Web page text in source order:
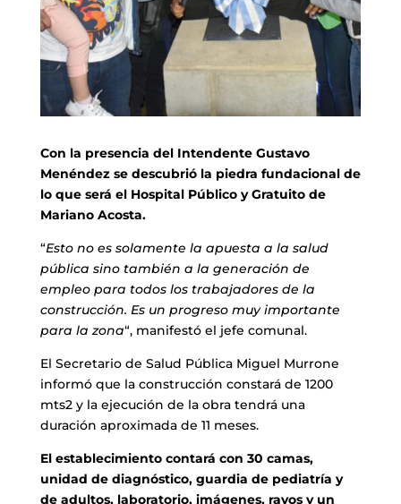
Con la presencia del Intendente Gustavo
Menéndez se descubrió la piedra fundacional de
lo que será el Hospital Público y Gratuito de
Mariano Acosta.
“Esto no es solamente la apuesta a la salud
pública sino también a la generación de
empleo para todos los trabajadores de la
construcción. Es un progreso muy importante
para la zona“, manifestó el jefe comunal.
El Secretario de Salud Pública Miguel Murrone
informó que la construcción constará de 1200
mts2 y la ejecución de la obra tendrá una
duración aproximada de 11 meses.
El establecimiento contará con 30 camas,
unidad de diagnóstico, guardia de pediatría y
de adultos, laboratorio, imágenes, rayos y un